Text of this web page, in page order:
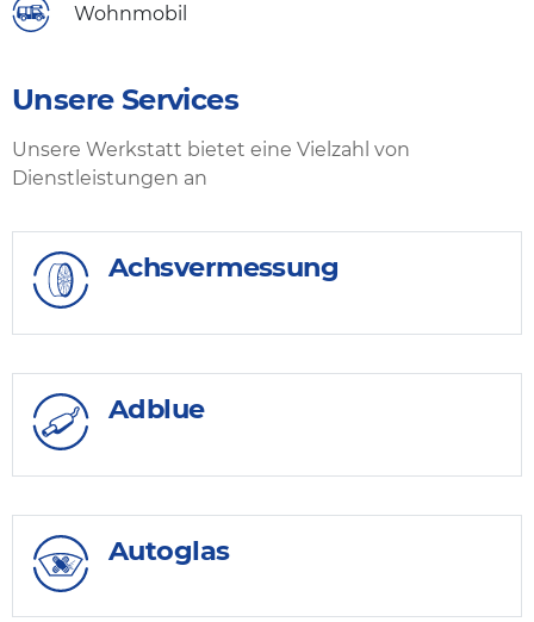
Wohnmobil
Unsere Services
Unsere Werkstatt bietet eine Vielzahl von
Dienstleistungen an
Achsvermessung
Adblue
Autoglas